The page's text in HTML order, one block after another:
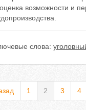
возможности и
слова:
1 2 3 4